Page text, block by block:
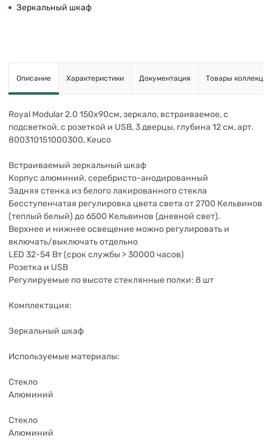
Зеркальный шкаф
Описание Характеристики Документация Товары коллекции
Royal Modular 2.0 150х90см, зеркало, встраиваемое, с
подсветкой, с розеткой и USB, 3 дверцы, глубина 12 см, арт.
800310151000300, Keuco
Встраиваемый зеркальный шкаф
Корпус алюминий, серебристо-анодированный
Задняя стенка из белого лакированного стекла
Бесступенчатая регулировка цвета света от 2700 Кельвинов
(теплый белый) до 6500 Кельвинов (дневной свет).
Верхнее и нижнее освещение можно регулировать и
включать/выключать отдельно
LED 32-54 Вт (срок службы > 30000 часов)
Розетка и USB
Регулируемые по высоте стеклянные полки: 8 шт
Комплектация:
Зеркальный шкаф
Используемые материалы:
Стекло
Алюминий
Стекло
Алюминий